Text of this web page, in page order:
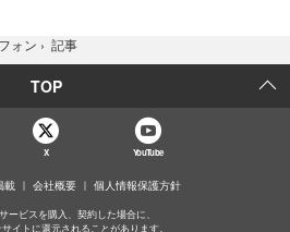
ォン › 記事
TOP
X YouTube
載 会社概要 個人情報保護方針
ービスを購入、契約した場合に、
イトに還元されることがあります。